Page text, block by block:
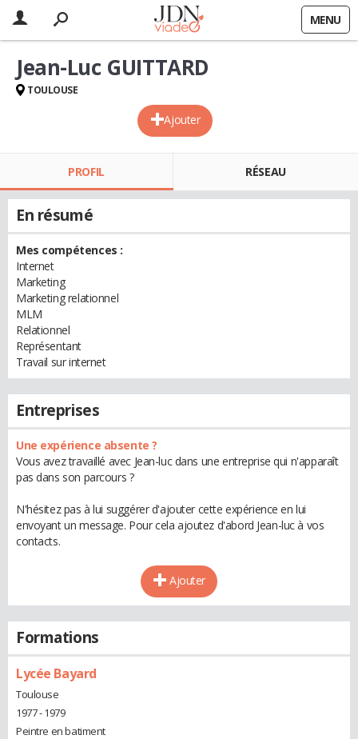
MENU
Ajouter
Jean-Luc GUITTARD
TOULOUSE
PROFIL RÉSEAU
En résumé
Mes compétences :
Internet
Marketing
Marketing relationnel
MLM
Relationnel
Représentant
Travail sur internet
Entreprises
Une expérience absente ?
Vous avez travaillé avec Jean-luc dans une entreprise qui n'apparaît
pas dans son parcours ?
N'hésitez pas à lui suggérer d'ajouter cette expérience en lui
envoyant un message. Pour cela ajoutez d'abord Jean-luc à vos
contacts.
Ajouter
Formations
Lycée Bayard
Toulouse
1977 - 1979
Peintre en batiment